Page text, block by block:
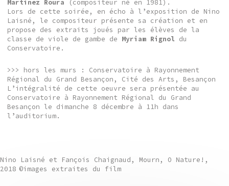
Martinez Roura (compositeur né en 1981).
Lors de cette soirée, en écho à l’exposition de Nino
Laisné, le compositeur présente sa création et en
propose des extraits joués par les élèves de la
classe de viole de gambe de Myriam Rignol du
Conservatoire.
>>> hors les murs : Conservatoire à Rayonnement
Régional du Grand Besançon, Cité des Arts, Besançon
L’intégralité de cette oeuvre sera présentée au
Conservatoire à Rayonnement Régional du Grand
Besançon le dimanche 8 décembre à 11h dans
l’auditorium.
Nino Laisné et Fançois Chaignaud, Mourn, O Nature!,
2018 ©images extraites du film